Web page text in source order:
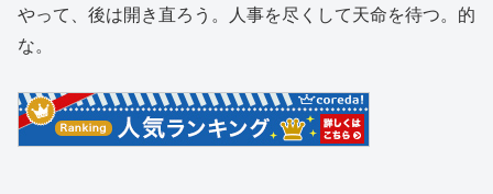
やって、後は開き直ろう。人事を尽くして天命を待つ。的
な。